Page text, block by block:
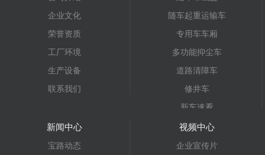
企业文化
荣誉资质
工厂环境
生产设备
联系我们
随车起重运输车
专用车车厢
多功能抑尘车
道路清障车
修井车
新车速看
仓栅车
宝路汽车
新闻中心
宝路动态
视频中心
企业宣传片